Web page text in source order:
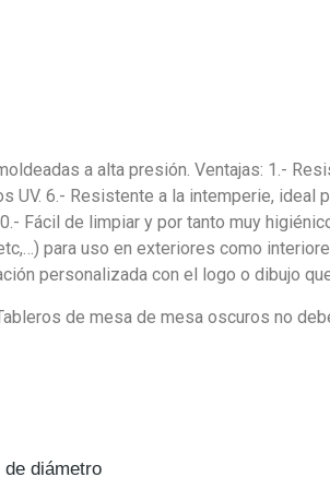
a alta presión. Ventajas: 1.-
6.- Resistente a la intemperie, ideal
Fácil de limpiar y por tanto muy
para uso en exteriores como
personalizada con el logo o dibujo
de mesa de mesa oscuros no
diámetro